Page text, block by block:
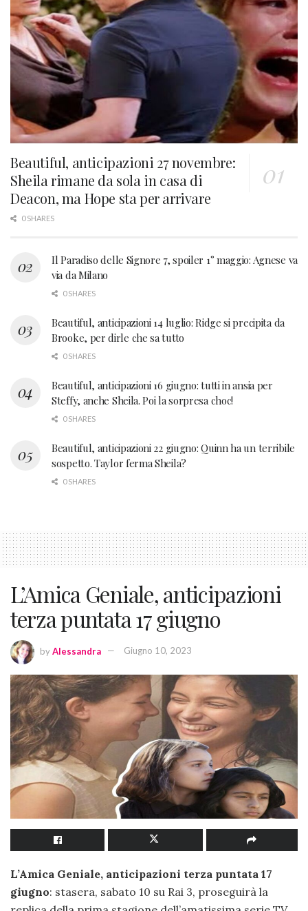
Beautiful, anticipazioni 27 novembre:
Sheila rimane da sola in casa di
Deacon, ma Hope sta per arrivare
0 SHARES
Il Paradiso delle Signore 7, spoiler 1° maggio: Agnese va
via da Milano
0 SHARES
Beautiful, anticipazioni 14 luglio: Ridge si precipita da
Brooke, per dirle che sa tutto
0 SHARES
Beautiful, anticipazioni 16 giugno: tutti in ansia per
Steffy, anche Sheila. Poi la sorpresa choc!
0 SHARES
Beautiful, anticipazioni 22 giugno: Quinn ha un terribile
sospetto. Taylor ferma Sheila?
0 SHARES
L’Amica Geniale, anticipazioni
terza puntata 17 giugno
byAlessandra Giugno 10, 2023
L’Amica Geniale, anticipazioni terza puntata 17
giugno: stasera, sabato 10 su Rai 3, proseguirà la